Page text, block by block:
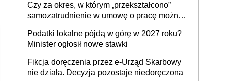
budynków i lokali związanych z
prowadzeniem działalności gospodarczej
Czy za okres, w którym „przekształcono”
samozatrudnienie w umowę o pracę można
umowy cywilnoprawnej jedynym
racjonalnym wyjściem
Podatki lokalne pójdą w górę w 2027 roku?
Minister ogłosił nowe stawki
Fikcja doręczenia przez e-Urząd Skarbowy
nie działa. Decyzja pozostaje niedoręczona